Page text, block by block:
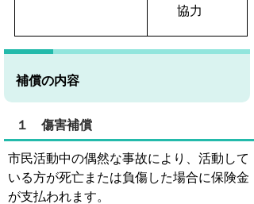
協力
補償の内容
１ 傷害補償
市民活動中の偶然な事故により、活動して
いる方が死亡または負傷した場合に保険金
が支払われます。